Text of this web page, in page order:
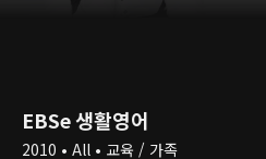
EBSe 생활영어
2010 • All • 교육 / 가족